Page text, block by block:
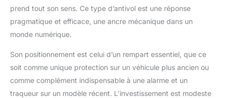
prend tout son sens. Ce type d’antivol est une réponse
pragmatique et efficace, une ancre mécanique dans un
monde numérique.
Son positionnement est celui d’un rempart essentiel, que ce
soit comme unique protection sur un véhicule plus ancien ou
comme complément indispensable à une alarme et un
traqueur sur un modèle récent. L’investissement est modeste